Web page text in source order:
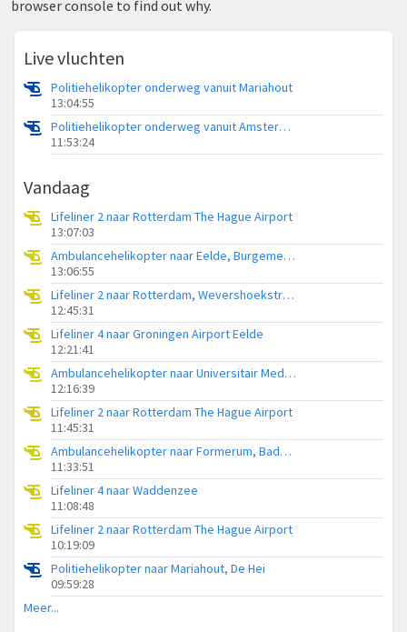
browser console to find out why.
Live vluchten
Politiehelikopter onderweg vanuit Mariahout
13:04:55
Politiehelikopter onderweg vanuit Amsterdam Vliegveld Schiphol
11:53:24
Vandaag
Lifeliner 2 naar Rotterdam The Hague Airport
13:07:03
Ambulancehelikopter naar Eelde, Burgemeester J.G. Legroweg
13:06:55
Lifeliner 2 naar Rotterdam, Wevershoekstraat
12:45:31
Lifeliner 4 naar Groningen Airport Eelde
12:21:41
Ambulancehelikopter naar Universitair Medisch Centrum Groningen
12:16:39
Lifeliner 2 naar Rotterdam The Hague Airport
11:45:31
Ambulancehelikopter naar Formerum, Badweg Formerum
11:33:51
Lifeliner 4 naar Waddenzee
11:08:48
Lifeliner 2 naar Rotterdam The Hague Airport
10:19:09
Politiehelikopter naar Mariahout, De Hei
09:59:28
Meer...